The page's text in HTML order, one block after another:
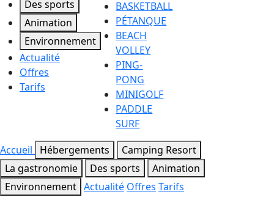
Des sports
Animation
Environnement
Actualité
Offres
Tarifs
BASKETBALL
PÉTANQUE
BEACH
VOLLEY
PING-
PONG
MINIGOLF
PADDLE
SURF
Accueil
Hébergements
Camping Resort
La gastronomie
Des sports
Animation
Environnement Actualité Offres Tarifs